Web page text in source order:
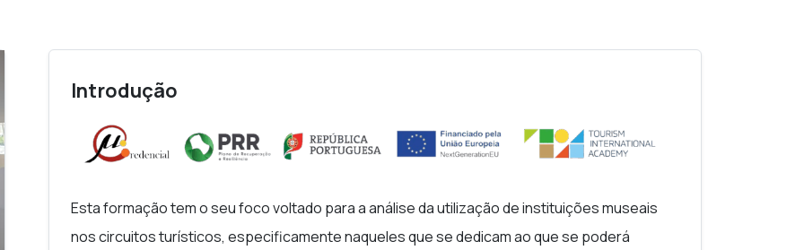
Introdução
Esta formação tem o seu foco voltado para a análise da utilização de instituições museais
nos circuitos turísticos, especificamente naqueles que se dedicam ao que se poderá